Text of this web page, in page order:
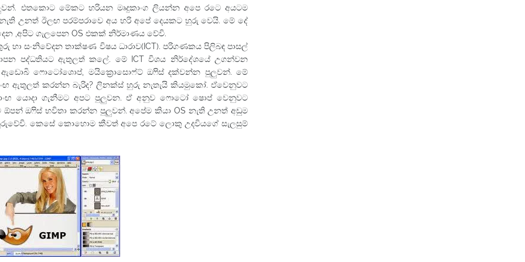
එතකොට මේකට හරියන මෘදුකාංග ලියන්න අපෙ රටෙ අයටම
උනත් ඊලඟ පරම්පරාවෙ අය හරි අපේ දෙයකට හුරු වෙයි. මේ දේ
,අපිට ගැලපෙන OS එකක් නිර්මාණය වේවි.
හා සංනිවේදන තාක්ෂණ විෂය ධාරාව(ICT). පරිගණකය පිලිබඳ පාසල්
පද්ධතියට ඇතුලත් කලේ. මේ ICT විශය නිර්දේශයේ උගන්වන
ඇඩොබි ෆොටෝශොප්, මයික්‍රොසොෆ්ට් ඔ‍ෆිස් දක්වන්න පුලුවන්. මේ
ඇතුලත් කරන්න බැරිද? ලිනක්ස් හුරු නැතැයි කියමුකෝ. ඒවෙනුවට
යොදා ගැනීමට අපට පුලුවන. ඒ අනුව ෆොටෝ ෂොප් වෙනුවට
ඔ‍ෆිස් භවිතා කරන්න පුලුවන්. අපේම කියා OS නැති උනත් අඩුම
කෙසේ කොහොම කීවත් අපෙ රටේ ලොකු උදවියගේ සැලසුම්